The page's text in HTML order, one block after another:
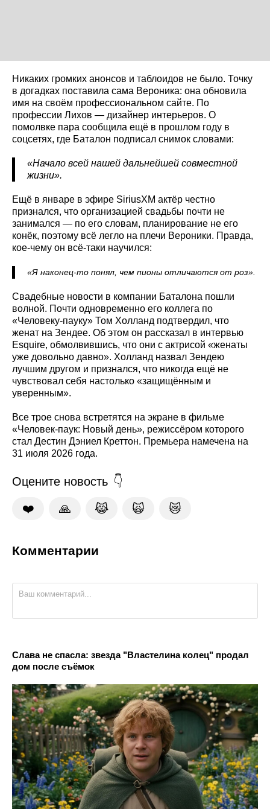
Никаких громких анонсов и таблоидов не было. Точку
в догадках поставила сама Вероника: она обновила
имя на своём профессиональном сайте. По
профессии Лихов — дизайнер интерьеров. О
помолвке пара сообщила ещё в прошлом году в
соцсетях, где Баталон подписал снимок словами:
«Начало всей нашей дальнейшей совместной
жизни».
Ещё в январе в эфире SiriusXM актёр честно
признался, что организацией свадьбы почти не
занимался — по его словам, планирование не его
конёк, поэтому всё легло на плечи Вероники. Правда,
кое-чему он всё-таки научился:
«Я наконец-то понял, чем пионы отличаются от роз».
Свадебные новости в компании Баталона пошли
волной. Почти одновременно его коллега по
«Человеку-пауку» Том Холланд подтвердил, что
женат на Зендее. Об этом он рассказал в интервью
Esquire, обмолвившись, что они с актрисой «женаты
уже довольно давно». Холланд назвал Зендею
лучшим другом и признался, что никогда ещё не
чувствовал себя настолько «защищённым и
уверенным».
Все трое снова встретятся на экране в фильме
«Человек-паук: Новый день», режиссёром которого
стал Дестин Дэниел Креттон. Премьера намечена на
31 июля 2026 года.
Оцените новость
❤️ 🙏 😹 🙀 😿
Комментарии
Слава не спасла: звезда "Властелина колец" продал
дом после съёмок